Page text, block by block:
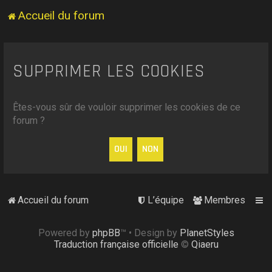
Accueil du forum
SUPPRIMER LES COOKIES
Êtes-vous sûr de vouloir supprimer les cookies de ce
forum ?
Accueil du forum Membres
L’équipe
Powered by phpBB™ • Design by PlanetStyles
Traduction française officielle © Qiaeru